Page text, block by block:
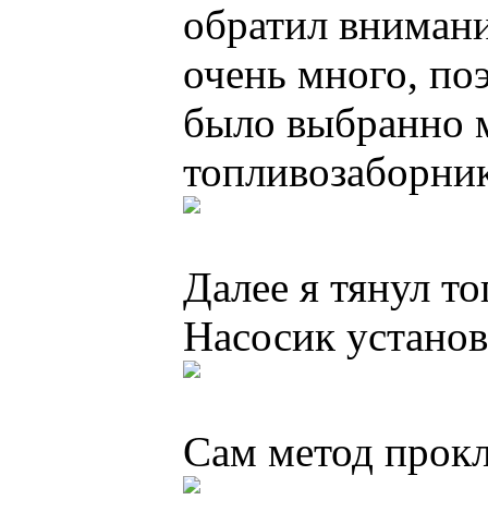
обратил
очень много,
было выбранно
Далее я тянул
Насосик
Сам метод